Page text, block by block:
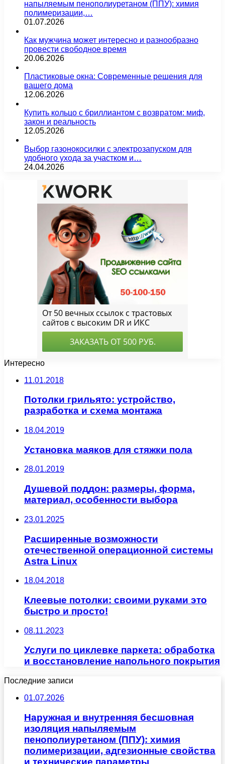
напыляемым пенополиуретаном (ППУ): химия
полимеризации,…
01.07.2026
Как мужчина может интересно и разнообразно
провести свободное время
20.06.2026
Пластиковые окна: Современные решения для
вашего дома
12.06.2026
Купить кольцо с бриллиантом с возвратом: миф,
закон и реальность
12.05.2026
Выбор газонокосилки с электрозапуском для
удобного ухода за участком и…
24.04.2026
Интересно
11.01.2018
Потолки грильято: устройство,
разработка и схема монтажа
18.04.2019
Установка маяков для стяжки пола
28.01.2019
Душевой поддон: размеры, форма,
материал, особенности выбора
23.01.2025
Расширенные возможности
отечественной операционной системы
Astra Linux
18.04.2018
Клеевые потолки: своими руками это
быстро и просто!
08.11.2023
Услуги по циклевке паркета: обработка
и восстановление напольного покрытия
Последние записи
01.07.2026
Наружная и внутренняя бесшовная
изоляция напыляемым
пенополиуретаном (ППУ): химия
полимеризации, адгезионные свойства
и технические параметры